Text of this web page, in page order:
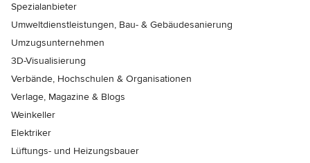
Spezialanbieter
Umweltdienstleistungen, Bau- & Gebäudesanierung
Umzugsunternehmen
3D-Visualisierung
Verbände, Hochschulen & Organisationen
Verlage, Magazine & Blogs
Weinkeller
Elektriker
Lüftungs- und Heizungsbauer